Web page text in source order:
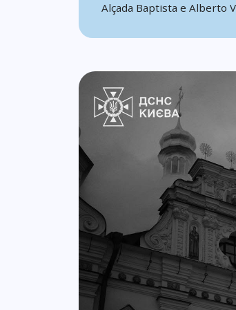
Alçada Baptista e Alberto
Lista de artigos